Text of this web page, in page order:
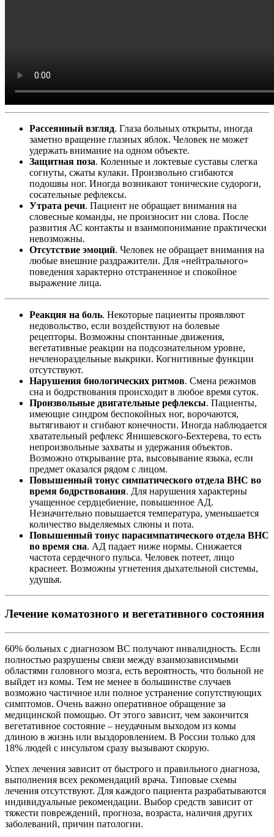
Рассеянный взгляд. Глаза больных открыты, иногда
заметно вращение глазных яблок. Человек не может
удержать внимание на одном объекте.
Защитная поза. Коленные и локтевые суставы слегка
согнуты, сжаты кулаки. Произвольно сгибаются
подошвы ног. Иногда возникают тонические судороги,
сосательные рефлексы.
Утрата речи. Пациент не обращает внимания на
словесные команды, не произносит ни слова. После
развития АС контакты и взаимопонимание практически
невозможны.
Отсутствие эмоций. Человек не обращает внимания на
любые внешние раздражители. Для «нейтрального»
поведения характерно отстраненное и спокойное
выражение лица.
Реакция на боль. Некоторые пациенты проявляют
недовольство, если воздействуют на болевые
рецепторы. Возможны спонтанные движения,
вегетативные реакции на подсознательном уровне,
нечленораздельные выкрики. Когнитивные функции
отсутствуют.
Нарушения биологических ритмов. Смена режимов
сна и бодрствования происходит в любое время суток.
Произвольные двигательные рефлексы. Пациенты,
имеющие синдром беспокойных ног, ворочаются,
вытягивают и сгибают конечности. Иногда наблюдается
хватательный рефлекс Янишевского-Бехтерева, то есть
непроизвольные захваты и удержания объектов.
Возможно открывание рта, высовывание языка, если
предмет оказался рядом с лицом.
Повышенный тонус симпатического отдела ВНС во
время бодрствования. Для нарушения характерны
учащенное сердцебиение, повышенное АД.
Незначительно повышается температура, уменьшается
количество выделяемых слюны и пота.
Повышенный тонус парасимпатического отдела ВНС
во время сна. АД падает ниже нормы. Снижается
частота сердечного пульса. Человек потеет, лицо
краснеет. Возможны угнетения дыхательной системы,
удушья.
Лечение коматозного и вегетативного состояния
60% больных с диагнозом ВС получают инвалидность. Если
полностью разрушены связи между взаимозависимыми
областями головного мозга, есть вероятность, что больной не
выйдет из комы. Тем не менее в большинстве случаев
возможно частичное или полное устранение сопутствующих
симптомов. Очень важно оперативное обращение за
медицинской помощью. От этого зависит, чем закончится
вегетативное состояние – неудачным выходом из комы
длиною в жизнь или выздоровлением. В России только для
18% людей с инсультом сразу вызывают скорую.
Успех лечения зависит от быстрого и правильного диагноза,
выполнения всех рекомендаций врача. Типовые схемы
лечения отсутствуют. Для каждого пациента разрабатываются
индивидуальные рекомендации. Выбор средств зависит от
тяжести повреждений, прогноза, возраста, наличия других
заболеваний, причин патологии.